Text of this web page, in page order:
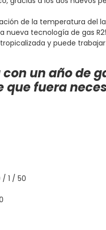
de la temperatura del
nueva tecnología de gas
y puede
un año de
que fuera
/ 1 / 50